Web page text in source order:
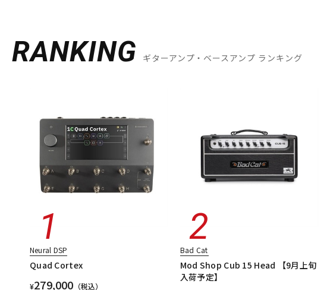
RANKING ギターアンプ・ベースアンプ ランキング
Neural DSP
Quad Cortex
¥279,000 （税込）
Bad Cat
Mod Shop Cub 15 Head 【9月上旬
入荷予定】